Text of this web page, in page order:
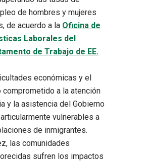
de hombres y mujeres
de acuerdo a la Oficina de
Laborales del
de Trabajo de EE.
económicas y el
comprometido a la atención
y la asistencia del Gobierno
vulnerables a
de inmigrantes.
las comunidades
sufren los impactos